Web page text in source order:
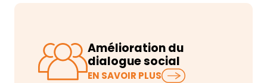
Amélioration du
dialogue social
EN SAVOIR PLUS